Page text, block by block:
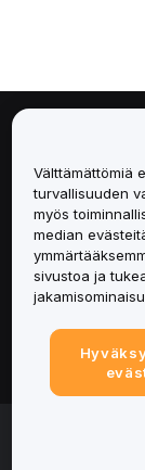
Palvelut
Tuki
Tuotteet
Lakiasiat
© 2025-2026
Välttämättömiä
turvallisuuden
myös
median
sivustoa ja